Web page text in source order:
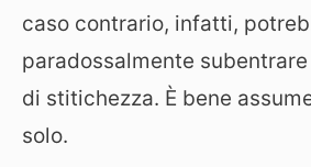
caso contrario, infatti,
paradossalmente
di stitichezza. È bene
solo.